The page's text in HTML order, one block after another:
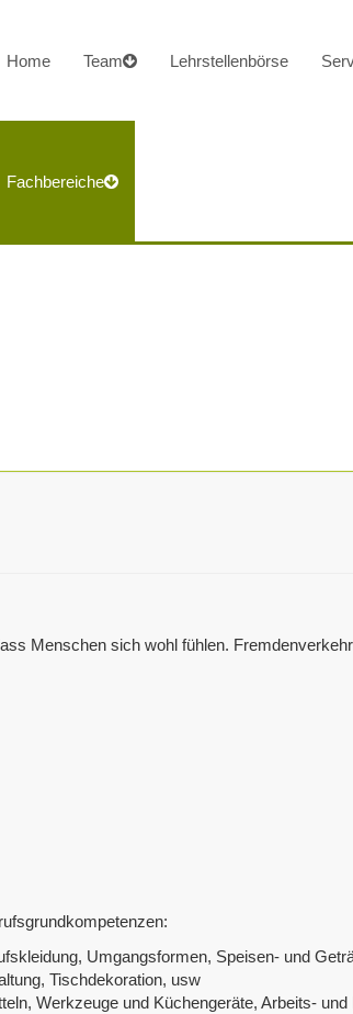
Home Team Lehrstellenbörse
Fachbereiche
Menschen sich wohl fühlen.
Umgangsformen, Speisen- und
Tischdekoration, usw
Werkzeuge und Küchengeräte, Arbeits-